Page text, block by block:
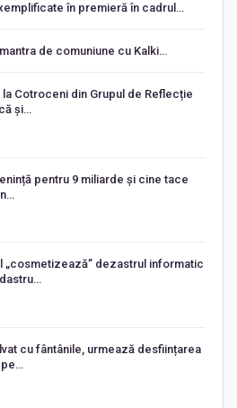
în premieră în cadrul…
de comuniune cu Kalki…
la Cotroceni din Grupul de Reflecție
și…
pentru 9 miliarde și cine tace
„cosmetizează” dezastrul informatic
cu fântânile, urmează desființarea